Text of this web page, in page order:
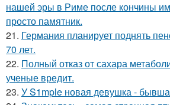
нашей эры в Риме после кончины
просто памятник.
21. Германия планирует поднять
70 лет.
22. Полный отказ от сахара
ученые вредит.
23. У S1mple новая девушка -